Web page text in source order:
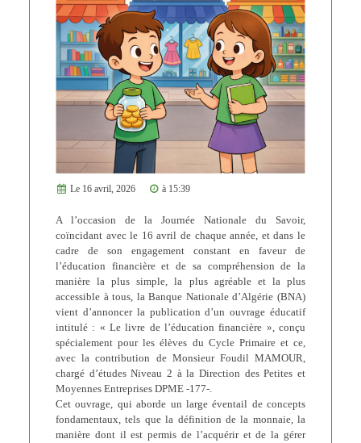
Le 16 avril, 2026 à 15:39
A l’occasion de la Journée Nationale du Savoir,
coïncidant avec le 16 avril de chaque année, et dans le
cadre de son engagement constant en faveur de
l’éducation financière et de sa compréhension de la
manière la plus simple, la plus agréable et la plus
accessible à tous, la Banque Nationale d’Algérie (BNA)
vient d’annoncer la publication d’un ouvrage éducatif
intitulé : « Le livre de l’éducation financière », conçu
spécialement pour les élèves du Cycle Primaire et ce,
avec la contribution de Monsieur Foudil MAMOUR,
chargé d’études Niveau 2 à la Direction des Petites et
Moyennes Entreprises DPME -177-.
Cet ouvrage, qui aborde un large éventail de concepts
fondamentaux, tels que la définition de la monnaie, la
manière dont il est permis de l’acquérir et de la gérer